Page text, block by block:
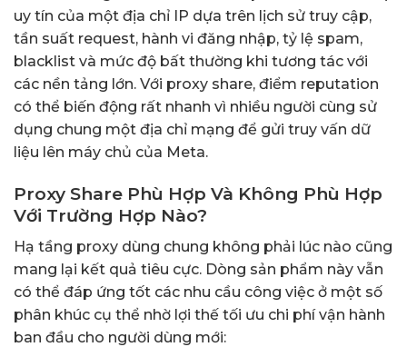
uy tín của một địa chỉ IP dựa trên lịch sử truy cập,
tần suất request, hành vi đăng nhập, tỷ lệ spam,
blacklist và mức độ bất thường khi tương tác với
các nền tảng lớn. Với proxy share, điểm reputation
có thể biến động rất nhanh vì nhiều người cùng sử
dụng chung một địa chỉ mạng để gửi truy vấn dữ
liệu lên máy chủ của Meta.
Proxy Share Phù Hợp Và Không Phù Hợp
Với Trường Hợp Nào?
Hạ tầng proxy dùng chung không phải lúc nào cũng
mang lại kết quả tiêu cực. Dòng sản phẩm này vẫn
có thể đáp ứng tốt các nhu cầu công việc ở một số
phân khúc cụ thể nhờ lợi thế tối ưu chi phí vận hành
ban đầu cho người dùng mới: